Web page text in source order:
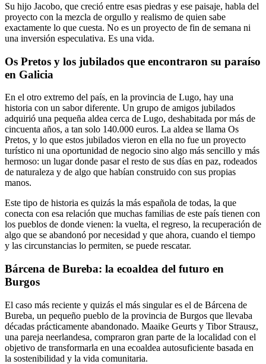
Su hijo Jacobo, que creció entre esas piedras y ese paisaje, habla del
proyecto con la mezcla de orgullo y realismo de quien sabe
exactamente lo que cuesta. No es un proyecto de fin de semana ni
una inversión especulativa. Es una vida.
Os Pretos y los jubilados que encontraron su paraíso
en Galicia
En el otro extremo del país, en la provincia de Lugo, hay una
historia con un sabor diferente. Un grupo de amigos jubilados
adquirió una pequeña aldea cerca de Lugo, deshabitada por más de
cincuenta años, a tan solo 140.000 euros. La aldea se llama Os
Pretos, y lo que estos jubilados vieron en ella no fue un proyecto
turístico ni una oportunidad de negocio sino algo más sencillo y más
hermoso: un lugar donde pasar el resto de sus días en paz, rodeados
de naturaleza y de algo que habían construido con sus propias
manos.
Este tipo de historia es quizás la más española de todas, la que
conecta con esa relación que muchas familias de este país tienen con
los pueblos de donde vienen: la vuelta, el regreso, la recuperación de
algo que se abandonó por necesidad y que ahora, cuando el tiempo
y las circunstancias lo permiten, se puede rescatar.
Bárcena de Bureba: la ecoaldea del futuro en
Burgos
El caso más reciente y quizás el más singular es el de Bárcena de
Bureba, un pequeño pueblo de la provincia de Burgos que llevaba
décadas prácticamente abandonado. Maaike Geurts y Tibor Strausz,
una pareja neerlandesa, compraron gran parte de la localidad con el
objetivo de transformarla en una ecoaldea autosuficiente basada en
la sostenibilidad y la vida comunitaria.